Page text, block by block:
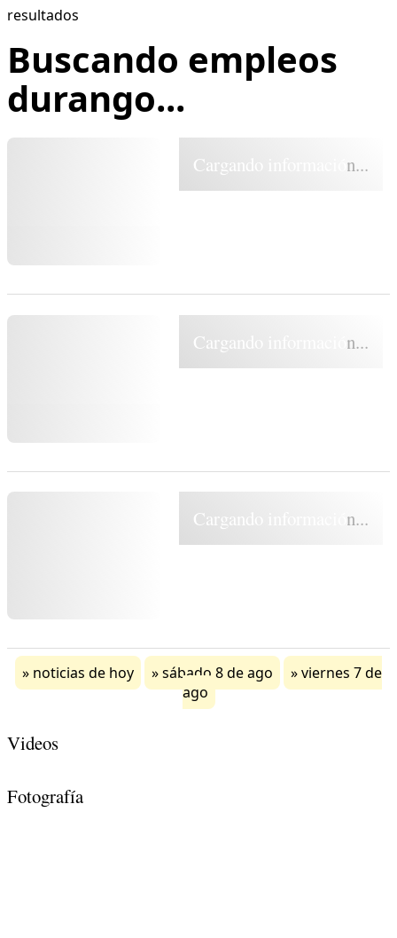
resultados
Buscando empleos
durango...
Cargando información...
Cargando información...
Cargando información...
noticias de hoy sábado 8 de ago
viernes 7 de
ago
Videos
Fotografía